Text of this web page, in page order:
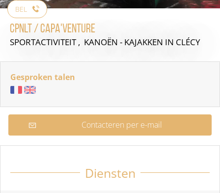
BEL
CPNLT / CAPA'VENTURE
SPORTACTIVITEIT , KANOËN - KAJAKKEN IN CLÉCY
Gesproken talen
Contacteren per e-mail
Diensten